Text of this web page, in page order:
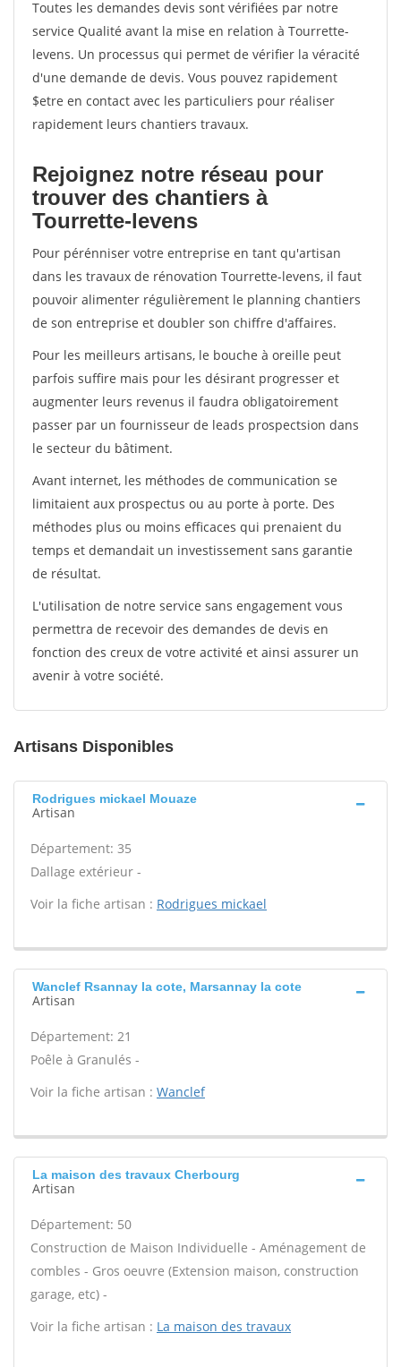
Toutes les demandes devis sont vérifiées par notre
service Qualité avant la mise en relation à Tourrette-
levens. Un processus qui permet de vérifier la véracité
d'une demande de devis. Vous pouvez rapidement
$etre en contact avec les particuliers pour réaliser
rapidement leurs chantiers travaux.
Rejoignez notre réseau pour
trouver des chantiers à
Tourrette-levens
Pour pérénniser votre entreprise en tant qu'artisan
dans les travaux de rénovation Tourrette-levens, il faut
pouvoir alimenter régulièrement le planning chantiers
de son entreprise et doubler son chiffre d'affaires.
Pour les meilleurs artisans, le bouche à oreille peut
parfois suffire mais pour les désirant progresser et
augmenter leurs revenus il faudra obligatoirement
passer par un fournisseur de leads prospectsion dans
le secteur du bâtiment.
Avant internet, les méthodes de communication se
limitaient aux prospectus ou au porte à porte. Des
méthodes plus ou moins efficaces qui prenaient du
temps et demandait un investissement sans garantie
de résultat.
L'utilisation de notre service sans engagement vous
permettra de recevoir des demandes de devis en
fonction des creux de votre activité et ainsi assurer un
avenir à votre société.
Artisans Disponibles
Rodrigues mickael Mouaze
Artisan
Département: 35
Dallage extérieur -
Voir la fiche artisan : Rodrigues mickael
Wanclef Rsannay la cote, Marsannay la cote
Artisan
Département: 21
Poêle à Granulés -
Voir la fiche artisan : Wanclef
La maison des travaux Cherbourg
Artisan
Département: 50
Construction de Maison Individuelle - Aménagement de
combles - Gros oeuvre (Extension maison, construction
garage, etc) -
Voir la fiche artisan : La maison des travaux